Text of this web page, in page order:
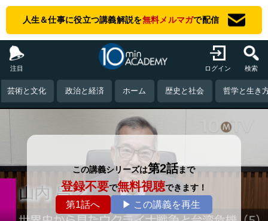
人生＆仕事に役立つ講義解説を無料メルマガで配信
注目 ログイン 検索
芸術と文化 政治と経済 ホーム 歴史と社会 哲学と生き
この講義シリーズは第2話まで
登録不要で無料視聴できます！
第1話へ ▶ この講義を再生